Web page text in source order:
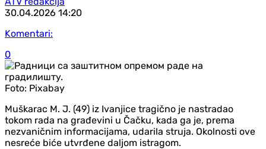
30.04.2026 14:20
Komentari:
0
Foto: Pixabay
Muškarac M. J. (49) iz Ivanjice tragično je nastradao
tokom rada na građevini u Čačku, kada ga je, prema
nezvaničnim informacijama, udarila struja. Okolnosti ove
nesreće biće utvrđene daljom istragom.